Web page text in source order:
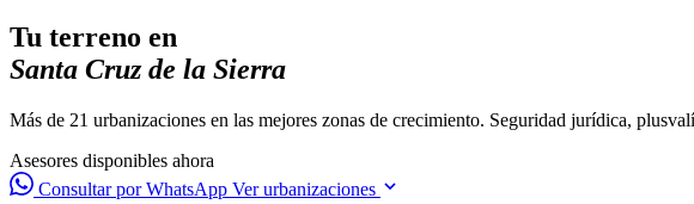
Tu terreno en
Santa Cruz de la Sierra
Más de 21 urbanizaciones en las mejores zonas de crecimiento. Seguridad jurídica,
Asesores disponibles ahora
Consultar por WhatsApp Ver urbanizaciones